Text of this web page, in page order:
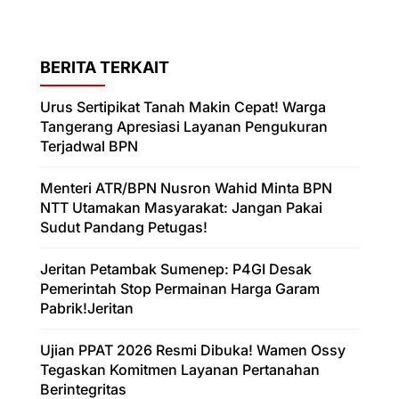
BERITA TERKAIT
Urus Sertipikat Tanah Makin Cepat! Warga
Tangerang Apresiasi Layanan Pengukuran
Terjadwal BPN
Menteri ATR/BPN Nusron Wahid Minta BPN
NTT Utamakan Masyarakat: Jangan Pakai
Sudut Pandang Petugas!
Jeritan Petambak Sumenep: P4GI Desak
Pemerintah Stop Permainan Harga Garam
Pabrik!Jeritan
Ujian PPAT 2026 Resmi Dibuka! Wamen Ossy
Tegaskan Komitmen Layanan Pertanahan
Berintegritas